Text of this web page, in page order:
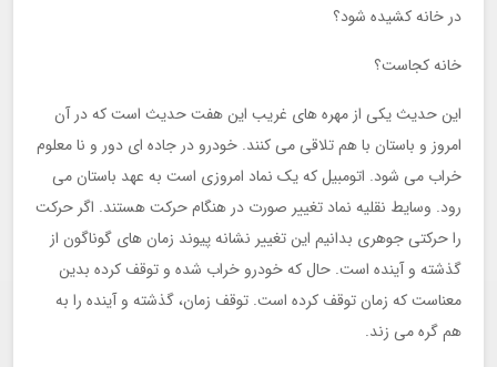
در خانه کشیده شود؟
خانه کجاست؟
این حدیث یکی از مهره های غریب این هفت حدیث است که در آن
امروز و باستان با هم تلاقی می کنند. خودرو در جاده ای دور و نا معلوم
خراب می شود. اتومبیل که یک نماد امروزی است به عهد باستان می
رود. وسایط نقلیه نماد تغییر صورت در هنگام حرکت هستند. اگر حرکت
را حرکتی جوهری بدانیم این تغییر نشانه پیوند زمان های گوناگون از
گذشته و آینده است. حال که خودرو خراب شده و توقف کرده بدین
معناست که زمان توقف کرده است. توقف زمان، گذشته و آینده را به
هم گره می زند.